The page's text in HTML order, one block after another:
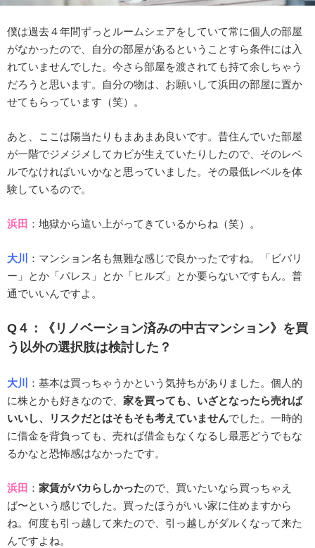
僕は過去４年間ずっとルームシェアをしていて常に個人の部屋
がなかったので、自分の部屋があるということすら条件には入
れていませんでした。今さら部屋を渡されても持て余しちゃう
だろうと思います。自分の物は、お願いして浜田の部屋に置か
せてもらっています（笑）。
あと、ここは陽当たりもまあまあ良いです。昔住んでいた部屋
が一階でジメジメしてカビが生えていたりしたので、そのレベ
ルでなければいいかなと思っていました。その最低レベルを体
験しているので。
浜田 ：地獄から這い上がってきているからね（笑）。
大川
：マンション名も無難な感じで良かったですね。「ビバリ
ー」とか「パレス」とか「ヒルズ」とか要らないですもん。普
通でいいんですよ。
Q４：《リノベーション済みの中古マンション》を買
う以外の選択肢は検討した？
大川
：基本は買っちゃうかという気持ちがありました。個人的
に株とかも好きなので、 家を買っても、いざとなったら売れば
いいし、リスクだとはそもそも考えていませんでした。一時的
に借金を背負っても、売れば借金もなくなるし最悪どうでもな
るかなと恐怖感はなかったです。
浜田 ： 家賃がバカらしかったので、買いたいなら買っちゃえ
ば〜という感じでした。買ったほうがいい家に住めますから
ね。何度も引っ越して来たので、引っ越しがダルくなって来た
んですよね。